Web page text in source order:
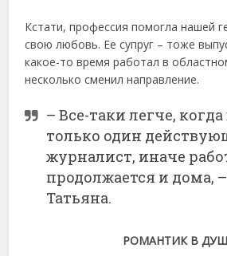
Кстати, профессия помогла нашей
свою любовь. Ее супруг – тоже
какое-то время работал в
несколько сменил направление.
– Все-таки легче,
только один
журналист, иначе
продолжается и дома,
Татьяна.
РОМАНТИК В